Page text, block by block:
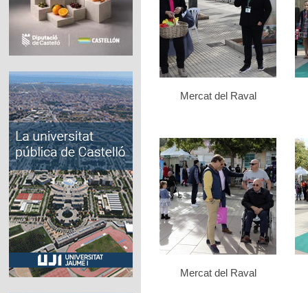
Mercat del Raval
Mercat del Raval